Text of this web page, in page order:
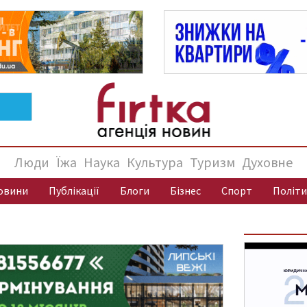
Люди Їжа Наука Культура Туризм Духовне
Публікації Блоги Бізнес Спорт